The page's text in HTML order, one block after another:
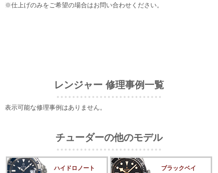
※仕上げのみをご希望の場合はお問い合わせください。
レンジャー 修理事例一覧
表示可能な修理事例はありません。
チューダーの他のモデル
ハイドロノート ブラックベイ